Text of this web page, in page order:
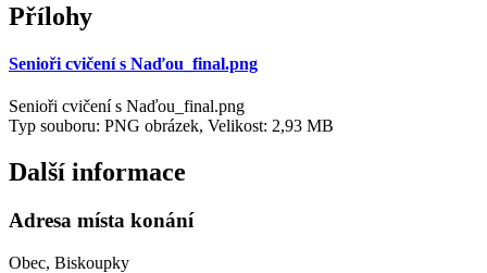
Přílohy
Senioři cvičení s Naďou_final.png
Senioři cvičení s Naďou_final.png
Typ souboru: PNG obrázek, Velikost: 2,93 MB
Další informace
Adresa místa konání
Obec, Biskoupky